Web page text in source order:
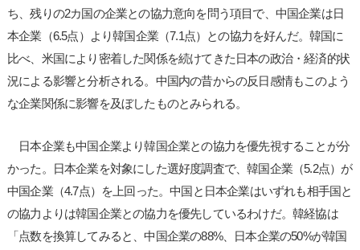
ち、残りの2カ国の企業との協力意向を問う項目で、中国企業は日
本企業（6.5点）より韓国企業（7.1点）との協力を好んだ。韓国に
比べ、米国により密着した関係を続けてきた日本の政治・経済的状
況による影響と分析される。中国内の昔からの反日感情もこのよう
な企業関係に影響を及ぼしたものとみられる。
日本企業も中国企業より韓国企業との協力を優先視することが分
かった。日本企業を対象にした選好度調査で、韓国企業（5.2点）が
中国企業（4.7点）を上回った。中国と日本企業はいずれも相手国と
の協力よりは韓国企業との協力を優先しているわけだ。韓経協は
「点数を換算してみると、中国企業の88%、日本企業の50%が韓国